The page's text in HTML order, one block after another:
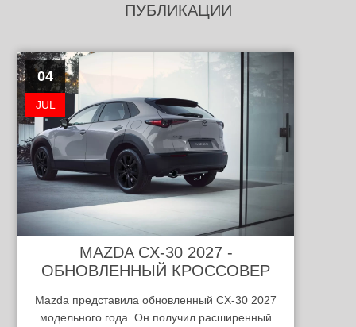
ПУБЛИКАЦИИ
04
JUL
MAZDA CX-30 2027 -
ОБНОВЛЕННЫЙ КРОССОВЕР
Mazda представила обновленный CX-30 2027
модельного года. Он получил расширенный